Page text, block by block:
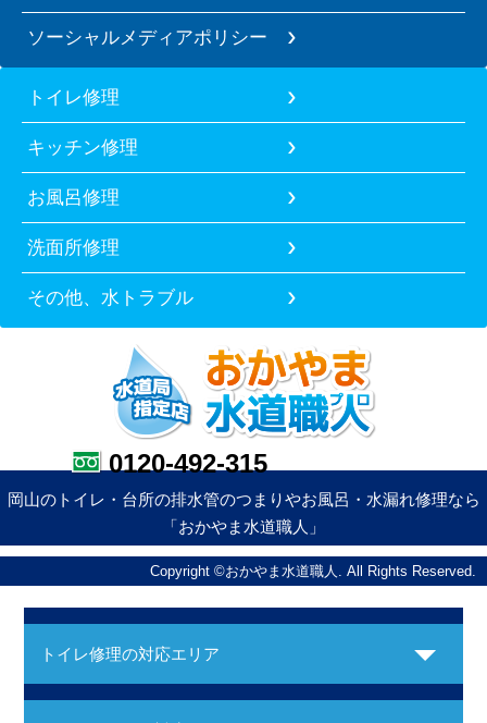
ソーシャルメディアポリシー
トイレ修理
キッチン修理
お風呂修理
洗面所修理
その他、水トラブル
0120-492-315
岡山のトイレ・台所の排水管のつまりやお風呂・水漏れ修理なら
「おかやま水道職人」
Copyright ©おかやま水道職人. All Rights Reserved.
トイレ修理の対応エリア